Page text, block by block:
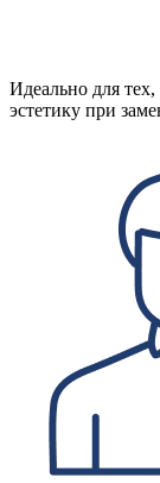
Идеально для
эстетику при